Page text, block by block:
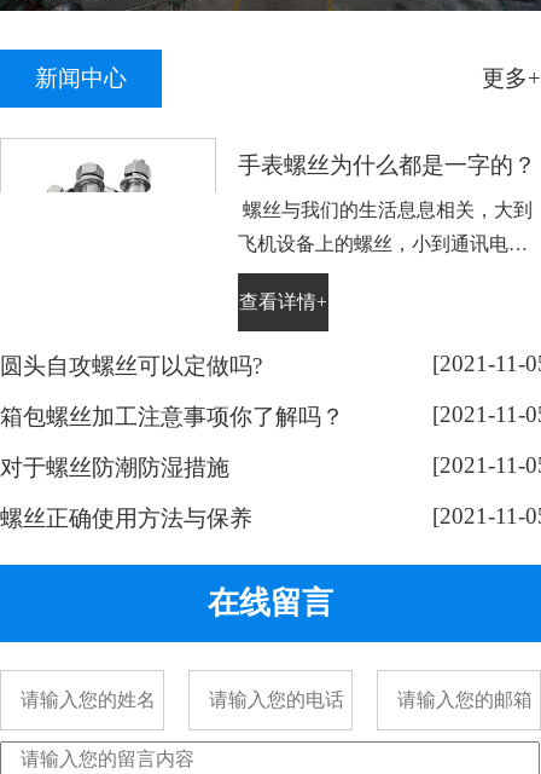
新闻中心 更多+
手表螺丝为什么都是一字的？
螺丝与我们的生活息息相关，大到
飞机设备上的螺丝，小到通讯电子
设备手表上的小螺丝。不知道大家
平时有没有留意，手表螺丝大部分
奇，跟随小编脚步来带大家了解一
下： 手表螺丝属于精密螺丝，之所
工方式决定的。手表精密螺丝，是
采用车加工出来的，头部...
查看详情+
圆头自攻螺丝可以定做吗? [2021-11-
箱包螺丝加工注意事项你了解吗？ [2021-11-
对于螺丝防潮防湿措施 [2021-11-
螺丝正确使用方法与保养 [2021-11-
在线留言